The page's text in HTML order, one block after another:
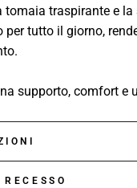
traspirante e la
tutto il giorno,
supporto, comfort e